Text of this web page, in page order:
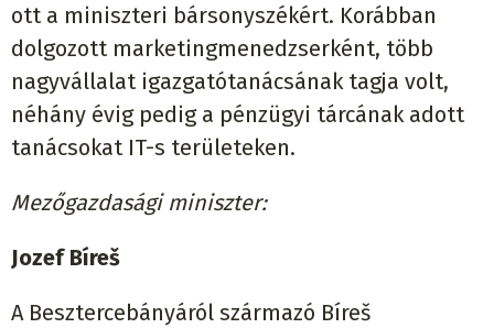
ott a miniszteri bársonyszékért. Korábban
dolgozott marketingmenedzserként, több
nagyvállalat igazgatótanácsának tagja volt,
néhány évig pedig a pénzügyi tárcának adott
tanácsokat IT-s területeken.
Mezőgazdasági miniszter:
Jozef Bíreš
A Besztercebányáról származó Bíreš